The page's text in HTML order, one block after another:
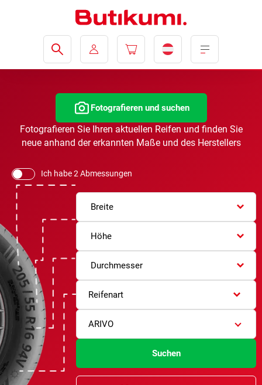
Fotografieren und suchen
Fotografieren Sie Ihren aktuellen Reifen und finden Sie
neue anhand der erkannten Maße und des Herstellers
Ich habe 2 Abmessungen
Breite
Höhe
Durchmesser
Reifenart
ARIVO
Suchen